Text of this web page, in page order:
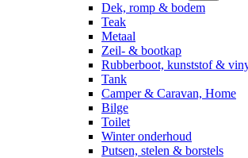
Dek, romp & bodem
Teak
Metaal
Zeil- & bootkap
Rubberboot, kunststof &
Tank
Camper & Caravan, Home
Bilge
Toilet
Winter onderhoud
Putsen, stelen & borstels